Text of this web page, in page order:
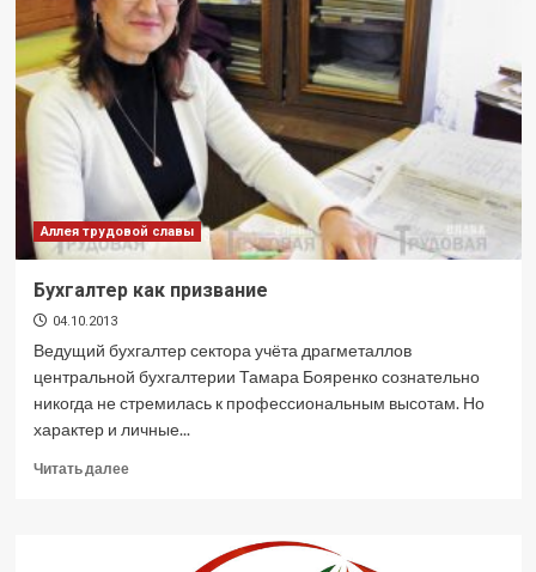
химиков
Аллея трудовой славы
Бухгалтер как призвание
04.10.2013
Ведущий бухгалтер сектора учёта драгметаллов
центральной бухгалтерии Тамара Бояренко сознательно
никогда не стремилась к профессиональным высотам. Но
характер и личные...
Читать далееПрочитать